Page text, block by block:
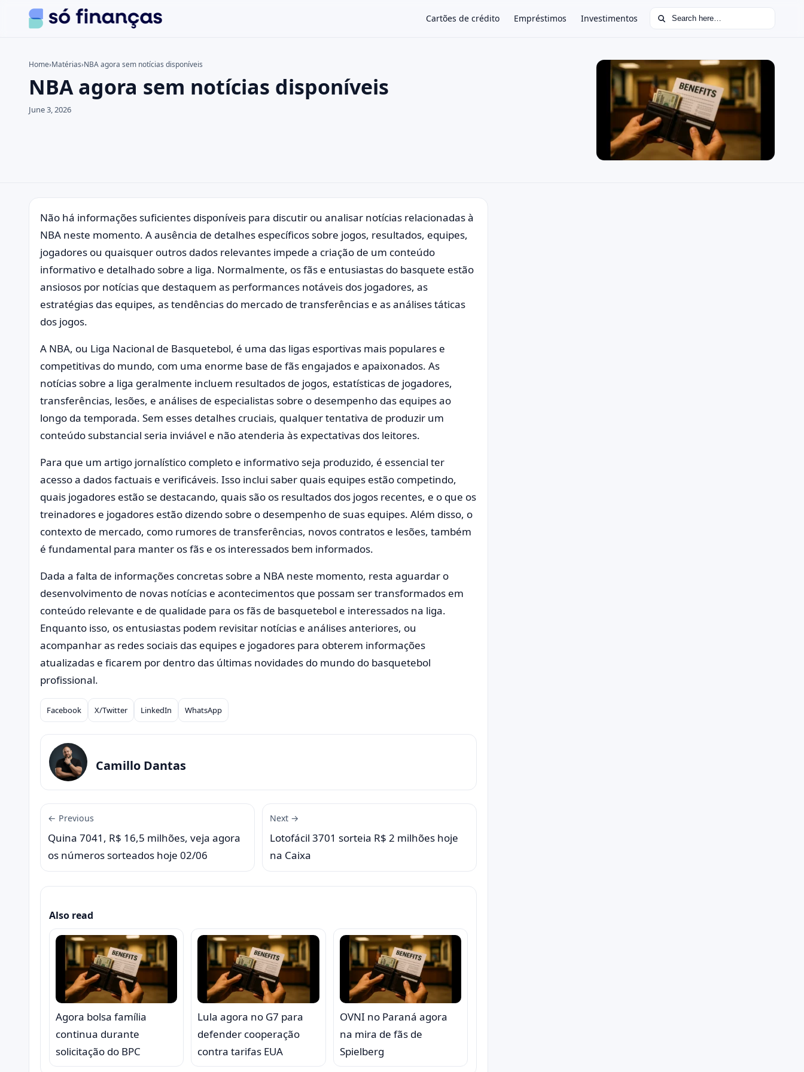
Cartões de crédito Empréstimos Investimentos Search for:
Search the site
Home›Matérias›NBA agora sem notícias disponíveis
NBA agora sem notícias disponíveis
June 3, 2026
Não há informações suficientes disponíveis para discutir ou analisar notícias relacionadas à
NBA neste momento. A ausência de detalhes específicos sobre jogos, resultados, equipes,
jogadores ou quaisquer outros dados relevantes impede a criação de um conteúdo
informativo e detalhado sobre a liga. Normalmente, os fãs e entusiastas do basquete estão
ansiosos por notícias que destaquem as performances notáveis dos jogadores, as
estratégias das equipes, as tendências do mercado de transferências e as análises táticas
dos jogos.
A NBA, ou Liga Nacional de Basquetebol, é uma das ligas esportivas mais populares e
competitivas do mundo, com uma enorme base de fãs engajados e apaixonados. As
notícias sobre a liga geralmente incluem resultados de jogos, estatísticas de jogadores,
transferências, lesões, e análises de especialistas sobre o desempenho das equipes ao
longo da temporada. Sem esses detalhes cruciais, qualquer tentativa de produzir um
conteúdo substancial seria inviável e não atenderia às expectativas dos leitores.
Para que um artigo jornalístico completo e informativo seja produzido, é essencial ter
acesso a dados factuais e verificáveis. Isso inclui saber quais equipes estão competindo,
quais jogadores estão se destacando, quais são os resultados dos jogos recentes, e o que os
treinadores e jogadores estão dizendo sobre o desempenho de suas equipes. Além disso, o
contexto de mercado, como rumores de transferências, novos contratos e lesões, também
é fundamental para manter os fãs e os interessados bem informados.
Dada a falta de informações concretas sobre a NBA neste momento, resta aguardar o
desenvolvimento de novas notícias e acontecimentos que possam ser transformados em
conteúdo relevante e de qualidade para os fãs de basquetebol e interessados na liga.
Enquanto isso, os entusiastas podem revisitar notícias e análises anteriores, ou
acompanhar as redes sociais das equipes e jogadores para obterem informações
atualizadas e ficarem por dentro das últimas novidades do mundo do basquetebol
profissional.
Compartilhar
Facebook X/Twitter LinkedIn WhatsApp
Camillo Dantas
← Previous
Quina 7041, R$ 16,5 milhões, veja agora
os números sorteados hoje 02/06
Next →
Lotofácil 3701 sorteia R$ 2 milhões hoje
na Caixa
Also read
Agora bolsa família
continua durante
solicitação do BPC
Lula agora no G7 para
defender cooperação
contra tarifas EUA
OVNI no Paraná agora
na mira de fãs de
Spielberg